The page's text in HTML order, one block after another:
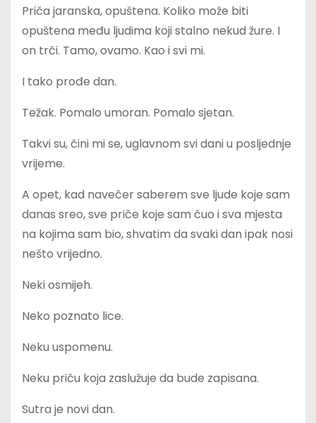
Priča jaranska, opuštena. Koliko može biti
opuštena među ljudima koji stalno nekud žure. I
on trči. Tamo, ovamo. Kao i svi mi.
I tako prođe dan.
Težak. Pomalo umoran. Pomalo sjetan.
Takvi su, čini mi se, uglavnom svi dani u posljednje
vrijeme.
A opet, kad navečer saberem sve ljude koje sam
danas sreo, sve priče koje sam čuo i sva mjesta
na kojima sam bio, shvatim da svaki dan ipak nosi
nešto vrijedno.
Neki osmijeh.
Neko poznato lice.
Neku uspomenu.
Neku priču koja zaslužuje da bude zapisana.
Sutra je novi dan.